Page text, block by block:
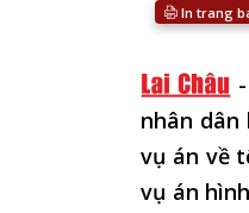
In trang
-
nhân
vụ án về
vụ án